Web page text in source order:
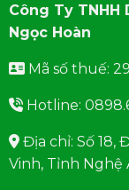
Công Ty TNHH
Ngọc Hoàn
Mã số thuế:
Hotline:
Địa chỉ: Số 18,
Vinh, Tỉnh Nghệ